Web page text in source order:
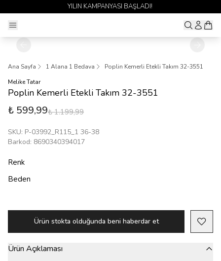
YILIN KAMPANYASI BAŞLADI!
Ana Sayfa 1 Alana 1 Bedava
Poplin Kemerli Etekli Takım 32-3551
Melike Tatar
Poplin Kemerli Etekli Takım 32-3551
₺ 599,99₺ 1.199,99
SKU: P-03992_R115_1 36-38
Barkod: 8690340394017
Renk
Beden
Ürün stokta olduğunda beni haberdar et
Ürün Açıklaması